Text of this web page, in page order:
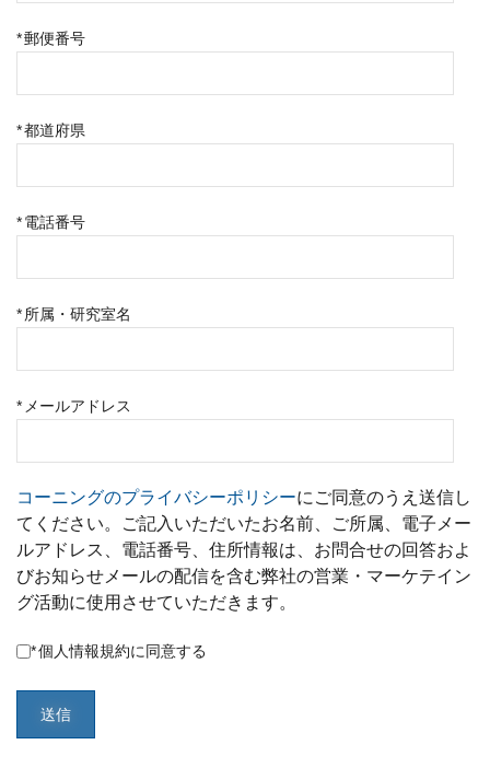
*郵便番号
*都道府県
*電話番号
*所属・研究室名
* メールアドレス
コーニングのプライバシーポリシーにご同意のうえ送信し
てください。ご記入いただいたお名前、ご所属、電子メー
ルアドレス、電話番号、住所情報は、お問合せの回答およ
びお知らせメールの配信を含む弊社の営業・マーケテイン
グ活動に使用させていただきます。
*個人情報規約に同意する
送信